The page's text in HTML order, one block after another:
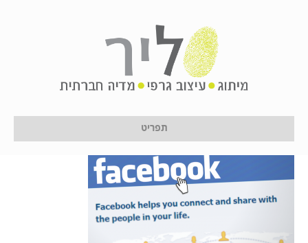
תפריט
social-network-
76532_960_720